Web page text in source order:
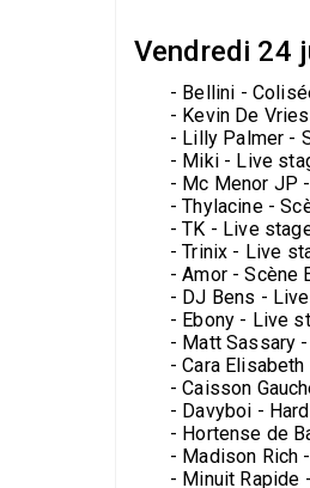
Vendredi 24
- Bellini -
- Kevin De
- Lilly Palmer -
- Miki - Live
- Mc Menor JP
- Thylacine -
- TK - Live
- Trinix - Live
- Amor - Scène
- DJ Bens -
- Ebony - Live
- Matt Sassary
- Cara
- Caisson
- Davyboi -
- Hortense de
- Madison Rich
- Minuit Rapide